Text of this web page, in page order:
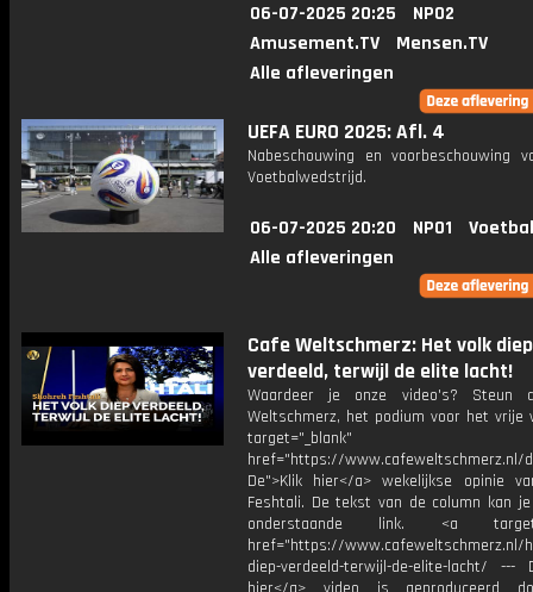
06-07-2025 20:25
NPO2
Amusement.TV
Mensen.TV
Alle afleveringen
UEFA EURO 2025: Afl. 4
Nabeschouwing en voorbeschouwing
Voetbalwedstrijd.
06-07-2025 20:20 NPO1
Alle afleveringen
Cafe Weltschmerz: Het volk diep
verdeeld, terwijl de elite lacht!
Waardeer je onze video's? Steun
Weltschmerz, het podium voor het vrije
target="_blank"
href="https://www.cafeweltschmerz.nl/
De">Klik hier</a> wekelijkse opinie
Feshtali. De tekst van de column kan
onderstaande link. <a
href="https://www.cafeweltschmerz.nl/
diep-verdeeld-terwijl-de-elite-lacht/ ---